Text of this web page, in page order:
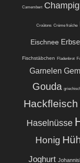
Camembert
Croûtons Crème fraîche
Eischnee
Fischstäbchen Fladenbrot
Garnelen
Gouda
Hackfleisch
Haselnüsse
Honig
Joghurt